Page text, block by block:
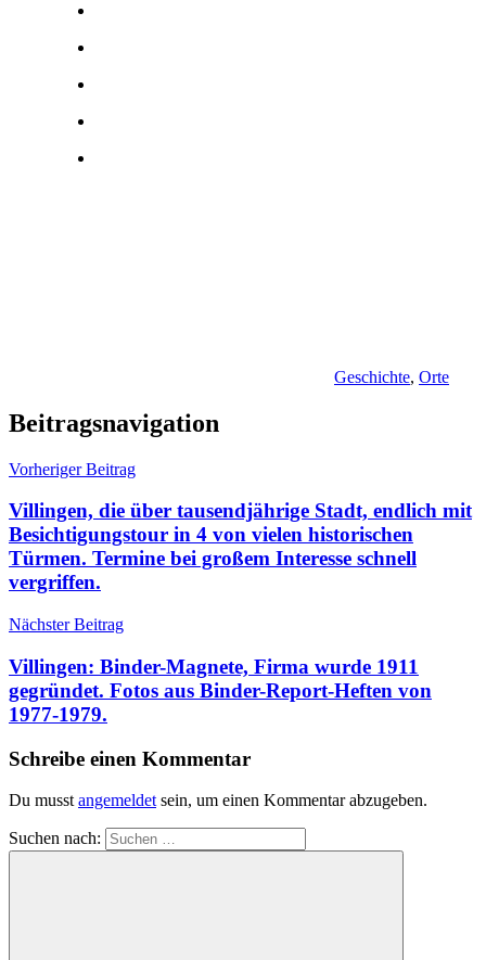
Geschichte, Orte
Beitragsnavigation
Vorheriger Beitrag
Villingen, die über tausendjährige Stadt, endlich mit
Besichtigungstour in 4 von vielen historischen
Türmen. Termine bei großem Interesse schnell
vergriffen.
Nächster Beitrag
Villingen: Binder-Magnete, Firma wurde 1911
gegründet. Fotos aus Binder-Report-Heften von
1977-1979.
Schreibe einen Kommentar
Du musst angemeldet sein, um einen Kommentar abzugeben.
Suchen nach: